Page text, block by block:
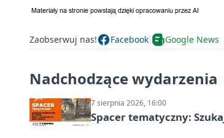
Zaobserwuj nas! Facebook Google News
Nadchodzące wydarzenia
7 sierpnia 2026, 16:00
Spacer tematyczny: